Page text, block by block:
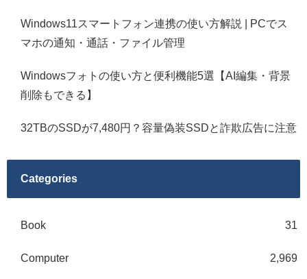
Windows11スマートフォン連携の使い方解説 | PCでス
マホの通知・通話・ファイル管理
Windowsフォトの使い方と便利機能5選【AI編集・背景
削除もできる】
32TBのSSDが7,480円？容量偽装SSDと詐欺広告に注意
Categories
Book 31
Computer 2,969